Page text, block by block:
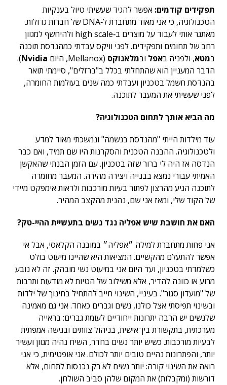
תפקידים קודמים: אפשר להגיד שעשיתי טיול בענקיות
הטכנולוגיה, כי אני מאוד מתחברת ל‑DNA של חברות גדולות.
מאתגר אותי לעבוד על מוצרים ב‑high scale ולהיחשף למגוון
רחב של תחומים ותפקידים. לפני וויקס עבדתי כמהנדסת תוכנה
במטא, ולפניה באפל ובמלאנוקס (Mellanox, היום Nvidia
).
הדבר המעניין הוא שהתחלתי בכלל ב"ברזלים", סיימתי תואר
בהנדסת חשמל בטכניון ועבדתי כמה שנים בעולמות החומרה,
לפני שעשיתי את המעבר לתוכנה.
מה הביא אותך לתחום הטכנולוגיה?
עוד מילדות הייתי "מהנדסת בנשמה" ונמשכתי מאוד למדע
ולטכנולוגיה. ההבנה הטכנית והסקרנות היו שם תמיד, ואם כבר
הנדסה אז היה לי ברור שזה בטכניון. עם הזמן הבנתי שהאקשן
האמיתי עבורי נמצא בבנייה ויצירה מהירה. המעבר מחומרה
לתוכנה הגיע מהרצון לפתור בעיות מורכבות ולראות אימפקט מיידי
של הקוד שלי, ומאז אני שם, נהנית מהקצב המהיר.
האם את חושבת שיש אפליה נגד נשים בתעשיית ההיי-טק?
אני פחות מתחברת למילה ״אפליה״ במובנה הקלאסי, אבל אי
אפשר להתעלם מהקשיים. המציאות היא שהיינו מיעוט בולט
כשלמדתי בטכניון, ועד היום אני במיעוט נשי מובהק. זה לא נובע
מרוע או כוונה להדיר, אלא משילוב של הטיות לא מודעות ותרבות
של "מועדון סגור". בעיניי, השינוי חייב להתחיל בחינוך של ילדות
ובשינוי תפיסתי אצל כולנו, נשים וגברים כאחד. אני גם מאמינה
שלנשים יש הרבה יתרונות ייחודיים לעומת גברים: בראייה
מערכתית, בתקשורת בין־אישית, בניהול צוותים ובגישה אמפתית
לבעיות מורכבות. כשיש יותר נשים בחדר, השיח נהיה מגוון ועשיר
יותר, והפתרונות נהיים טובים יותר לכולם. אני אופטימית, כי אני
רואה את השינוי קורה: יותר נשים לא רק נכנסות לתחום, אלא
דורשות (ומקבלות) את המקום שלהן סביב השולחן.